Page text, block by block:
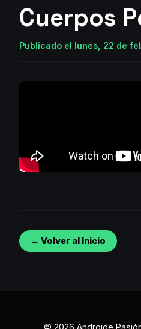
Cuerpos
Publicado el lunes, 22 de
← Volver al Inicio
© 2026 Androide